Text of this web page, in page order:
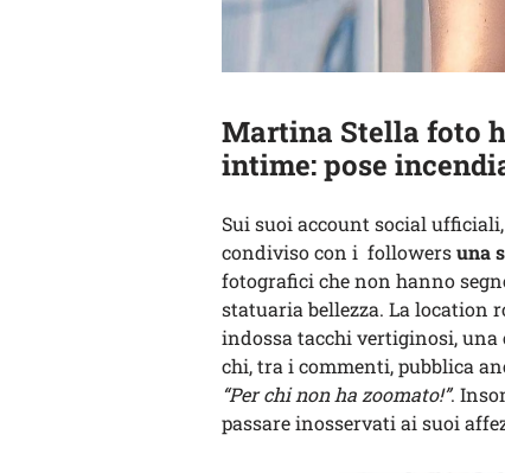
Martina Stella foto
intime: pose
Sui suoi account social
condiviso con i followersuna
fotografici che non hanno
statuaria bellezza. La location
indossa tacchi vertiginosi, una
chi, tra i commenti, pubblica
“Per chi non ha zoomato!”.
passare inosservati ai suoi